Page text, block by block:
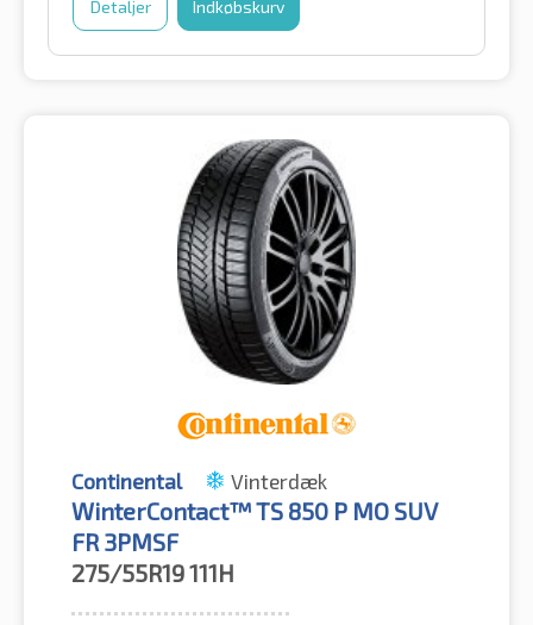
Detaljer Indkøbskurv
Continental Vinterdæk
WinterContact™ TS 850 P MO SUV
FR 3PMSF
275/55R19111H